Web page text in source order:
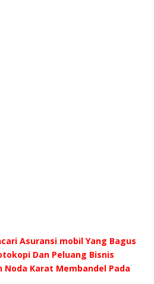
Asuransi mobil Yang Bagus
Dan Peluang Bisnis
Karat Membandel Pada